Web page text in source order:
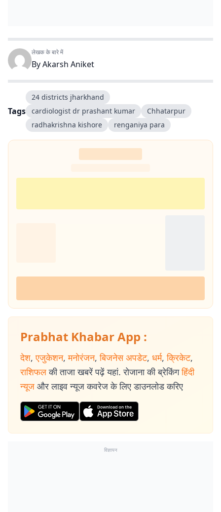
लेखक के बारे में
ByAkarsh Aniket
Tags
24 districts jharkhand
cardiologist dr prashant kumar
Chhatarpur
radhakrishna kishore
renganiya para
Prabhat Khabar App :
देश, एजुकेशन, मनोरंजन, बिजनेस अपडेट, धर्म, क्रिकेट,
राशिफल की ताजा खबरें पढ़ें यहां. रोजाना की ब्रेकिंग हिंदी
न्यूज और लाइव न्यूज कवरेज के लिए डाउनलोड करिए
विज्ञापन